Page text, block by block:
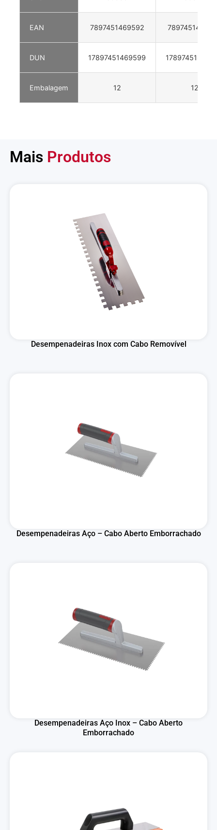
EAN 7897451469592
DUN 17897451469599
Embalagem 12 12
Mais Produtos
Desempenadeiras Inox com Cabo Removível
Desempenadeiras Aço – Cabo Aberto Emborrachado
Desempenadeiras Aço Inox – Cabo Aberto
Emborrachado